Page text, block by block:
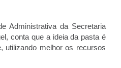
Administrativa da Secretaria
conta que a ideia da pasta é
utilizando melhor os recursos